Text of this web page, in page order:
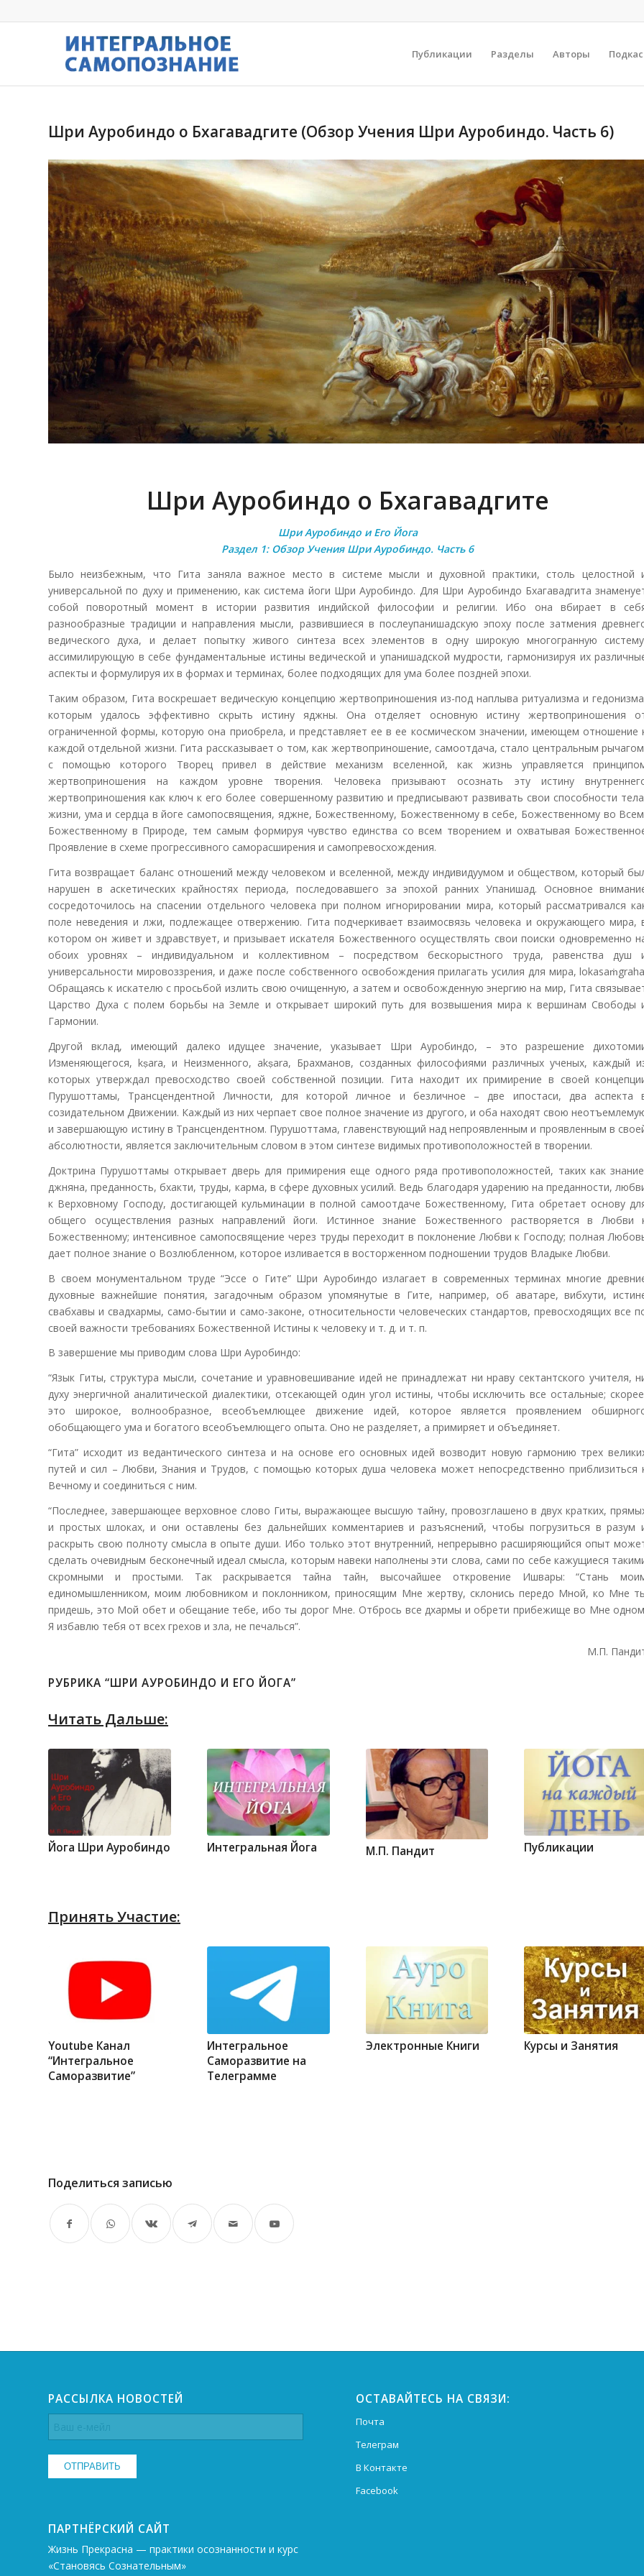
Публикации Разделы Авторы
Шри Ауробиндо о Бхагавадгите (Обзор Учения Шри Ауробиндо. Часть 6)
Шри Ауробиндо о Бхагавадгите
Шри Ауробиндо и Его Йога
Раздел 1: Обзор Учения Шри Ауробиндо. Часть 6
Было неизбежным, что Гита заняла важное место в системе мысли и духовной практики, столь целостной
универсальной по духу и применению, как система йоги Шри Ауробиндо. Для Шри Ауробиндо Бхагавадгита
собой поворотный момент в истории развития индийской философии и религии. Ибо она вбирает в
разнообразные традиции и направления мысли, развившиеся в послеупанишадскую эпоху после затмения
ведического духа, и делает попытку живого синтеза всех элементов в одну широкую многогранную
ассимилирующую в себе фундаментальные истины ведической и упанишадской мудрости, гармонизируя их
аспекты и формулируя их в формах и терминах, более подходящих для ума более поздней эпохи.
Таким образом, Гита воскрешает ведическую концепцию жертвоприношения из-под наплыва ритуализма и
которым удалось эффективно скрыть истину яджны. Она отделяет основную истину жертвоприношения
ограниченной формы, которую она приобрела, и представляет ее в ее космическом значении, имеющем отношение
каждой отдельной жизни. Гита рассказывает о том, как жертвоприношение, самоотдача, стало центральным
с помощью которого Творец привел в действие механизм вселенной, как жизнь управляется
жертвоприношения на каждом уровне творения. Человека призывают осознать эту истину
жертвоприношения как ключ к его более совершенному развитию и предписывают развивать свои способности
жизни, ума и сердца в йоге самопосвящения, яджне, Божественному, Божественному в себе, Божественному во
Божественному в Природе, тем самым формируя чувство единства со всем творением и охватывая
Проявление в схеме прогрессивного саморасширения и самопревосхождения.
Гита возвращает баланс отношений между человеком и вселенной, между индивидуумом и обществом, который
нарушен в аскетических крайностях периода, последовавшего за эпохой ранних Упанишад. Основное
сосредоточилось на спасении отдельного человека при полном игнорировании мира, который рассматривался
поле неведения и лжи, подлежащее отвержению. Гита подчеркивает взаимосвязь человека и окружающего мира,
котором он живет и здравствует, и призывает искателя Божественного осуществлять свои поиски одновременно
обоих уровнях – индивидуальном и коллективном – посредством бескорыстного труда, равенства душ
универсальности мировоззрения, и даже после собственного освобождения прилагать усилия для мира,
Обращаясь к искателю с просьбой излить свою очищенную, а затем и освобожденную энергию на мир, Гита
Царство Духа с полем борьбы на Земле и открывает широкий путь для возвышения мира к вершинам Свободы
Гармонии.
Другой вклад, имеющий далеко идущее значение, указывает Шри Ауробиндо, – это разрешение
Изменяющегося, kṣara, и Неизменного, akṣara, Брахманов, созданных философиями различных ученых, каждый
которых утверждал превосходство своей собственной позиции. Гита находит их примирение в своей
Пурушоттамы, Трансцендентной Личности, для которой личное и безличное – две ипостаси, два аспекта
созидательном Движении. Каждый из них черпает свое полное значение из другого, и оба находят свою
и завершающую истину в Трансцендентном. Пурушоттама, главенствующий над непроявленным и проявленным в
абсолютности, является заключительным словом в этом синтезе видимых противоположностей в творении.
Доктрина Пурушоттамы открывает дверь для примирения еще одного ряда противоположностей, таких как
джняна, преданность, бхакти, труды, карма, в сфере духовных усилий. Ведь благодаря ударению на преданности,
к Верховному Господу, достигающей кульминации в полной самоотдаче Божественному, Гита обретает основу
общего осуществления разных направлений йоги. Истинное знание Божественного растворяется в Любви
Божественному; интенсивное самопосвящение через труды переходит в поклонение Любви к Господу; полная
дает полное знание о Возлюбленном, которое изливается в восторженном подношении трудов Владыке Любви.
В своем монументальном труде “Эссе о Гите” Шри Ауробиндо излагает в современных терминах многие
духовные важнейшие понятия, загадочным образом упомянутые в Гите, например, об аватаре, вибхути,
свабхавы и свадхармы, само-бытии и само-законе, относительности человеческих стандартов, превосходящих все
своей важности требованиях Божественной Истины к человеку и т. д. и т. п.
В завершение мы приводим слова Шри Ауробиндо:
“Язык Гиты, структура мысли, сочетание и уравновешивание идей не принадлежат ни нраву сектантского учителя,
духу энергичной аналитической диалектики, отсекающей один угол истины, чтобы исключить все остальные;
это широкое, волнообразное, всеобъемлющее движение идей, которое является проявлением
обобщающего ума и богатого всеобъемлющего опыта. Оно не разделяет, а примиряет и объединяет.
“Гита” исходит из ведантического синтеза и на основе его основных идей возводит новую гармонию трех
путей и сил – Любви, Знания и Трудов, с помощью которых душа человека может непосредственно приблизиться
Вечному и соединиться с ним.
“Последнее, завершающее верховное слово Гиты, выражающее высшую тайну, провозглашено в двух кратких,
и простых шлоках, и они оставлены без дальнейших комментариев и разъяснений, чтобы погрузиться в разум
раскрыть свою полноту смысла в опыте души. Ибо только этот внутренний, непрерывно расширяющийся опыт
сделать очевидным бесконечный идеал смысла, которым навеки наполнены эти слова, сами по себе кажущиеся
скромными и простыми. Так раскрывается тайна тайн, высочайшее откровение Ишвары: “Стань
единомышленником, моим любовником и поклонником, приносящим Мне жертву, склонись передо Мной, ко Мне
придешь, это Мой обет и обещание тебе, ибо ты дорог Мне. Отбрось все дхармы и обрети прибежище во Мне
Я избавлю тебя от всех грехов и зла, не печалься”.
М.П.
РУБРИКА “ШРИ АУРОБИНДО И ЕГО ЙОГА”
Читать Дальше:
Йога Шри Ауробиндо Интегральная Йога М.П. Пандит Публикации
Принять Участие:
Youtube Канал
“Интегральное
Саморазвитие”
Интегральное
Саморазвитие на
Телеграмме
Электронные Книги Курсы и Занятия
Поделиться записью
РАССЫЛКА НОВОСТЕЙ
ПАРТНЁРСКИЙ САЙТ
Жизнь Прекрасна — практики осознанности и курс
«Становясь Сознательным»
ОСТАВАЙТЕСЬ НА СВЯЗИ:
Почта
Телеграм
В Контакте
Facebook